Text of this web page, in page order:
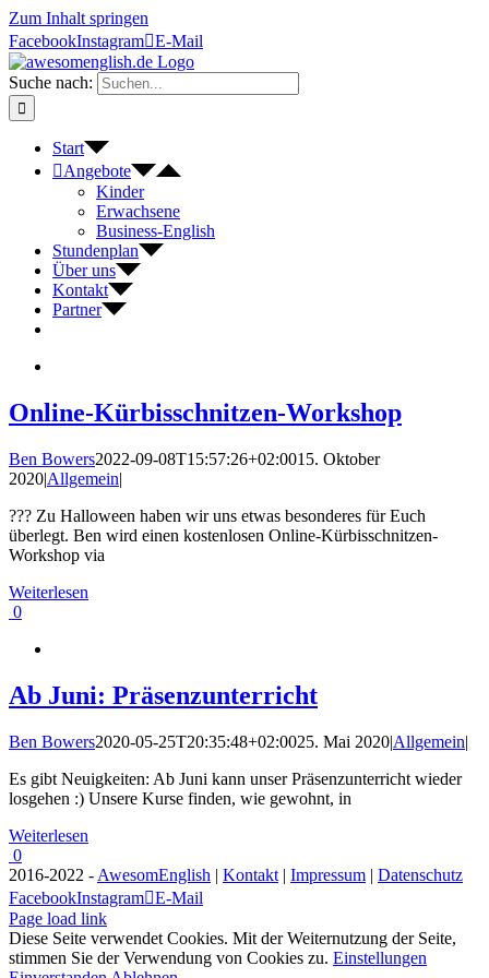
Zum Inhalt springen
FacebookInstagram E-Mail
Suche nach:
Start
Angebote
Kinder
Erwachsene
Business-English
Stundenplan
Über uns
Kontakt
Partner
Online-Kürbisschnitzen-Workshop
Ben Bowers2022-09-08T15:57:26+02:0015. Oktober
2020|Allgemein|
??? Zu Halloween haben wir uns etwas besonderes für Euch
überlegt. Ben wird einen kostenlosen Online-Kürbisschnitzen-
Workshop via
Weiterlesen
0
Ab Juni: Präsenzunterricht
Ben Bowers2020-05-25T20:35:48+02:0025. Mai 2020|Allgemein|
Es gibt Neuigkeiten: Ab Juni kann unser Präsenzunterricht wieder
losgehen :) Unsere Kurse finden, wie gewohnt, in
Weiterlesen
0
2016-2022 - AwesomEnglish | Kontakt | Impressum | Datenschutz
FacebookInstagram E-Mail
Page load link
Diese Seite verwendet Cookies. Mit der Weiternutzung der Seite,
stimmen Sie der Verwendung von Cookies zu. Einstellungen